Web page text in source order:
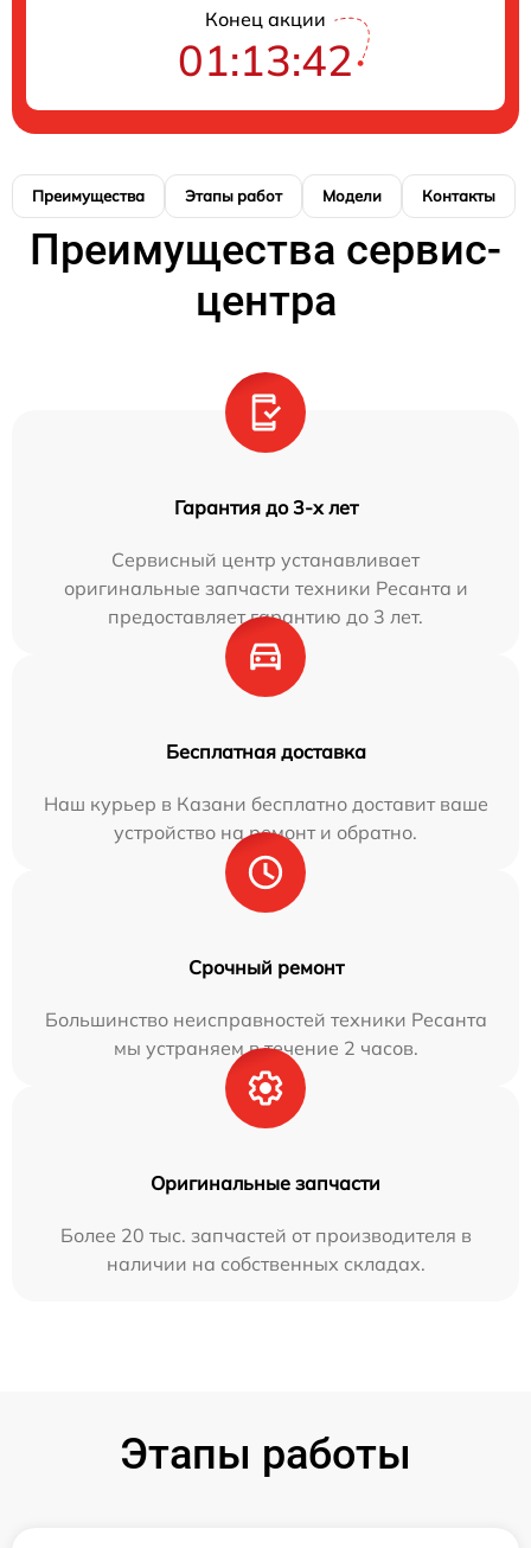
Конец акции
01:13:41
Преимущества Этапы работ Модели Контакты
Преимущества сервис-
центра
Гарантия до 3-х лет
Сервисный центр устанавливает
оригинальные запчасти техники Ресанта и
предоставляет гарантию до 3 лет.
Бесплатная доставка
Наш курьер в Казани бесплатно доставит ваше
устройство на ремонт и обратно.
Срочный ремонт
Большинство неисправностей техники Ресанта
мы устраняем в течение 2 часов.
Оригинальные запчасти
Более 20 тыс. запчастей от производителя в
наличии на собственных складах.
Этапы работы